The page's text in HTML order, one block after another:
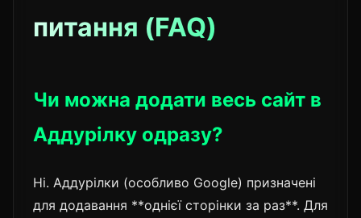
питання (FAQ)
Чи можна додати весь сайт в
Аддурілку одразу?
Ні. Аддурілки (особливо Google) призначені
для додавання **однієї сторінки за раз**. Для